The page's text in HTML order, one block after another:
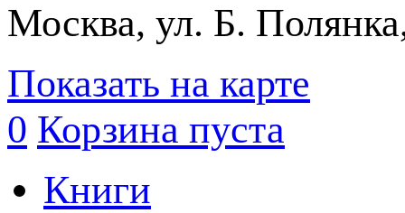
Москва, ул. Б.
Показать на карте
0 Корзина пуста
Книги